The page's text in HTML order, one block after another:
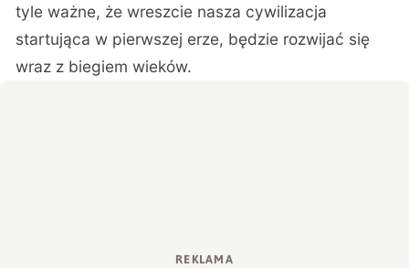
tyle ważne, że wreszcie nasza cywilizacja
startująca w pierwszej erze, będzie rozwijać się
wraz z biegiem wieków.